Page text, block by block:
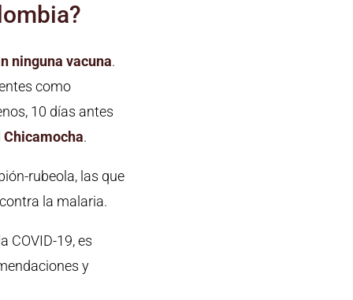
ninguna vacuna.
como
10 días antes
Chicamocha.
rubeola, las que
la malaria.
COVID-19, es
y